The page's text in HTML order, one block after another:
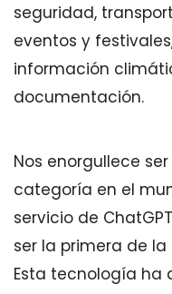
seguridad,
eventos y
información
documentación.
Nos enorgullece
categoría en el
servicio de
ser la primera de la
Esta tecnología ha